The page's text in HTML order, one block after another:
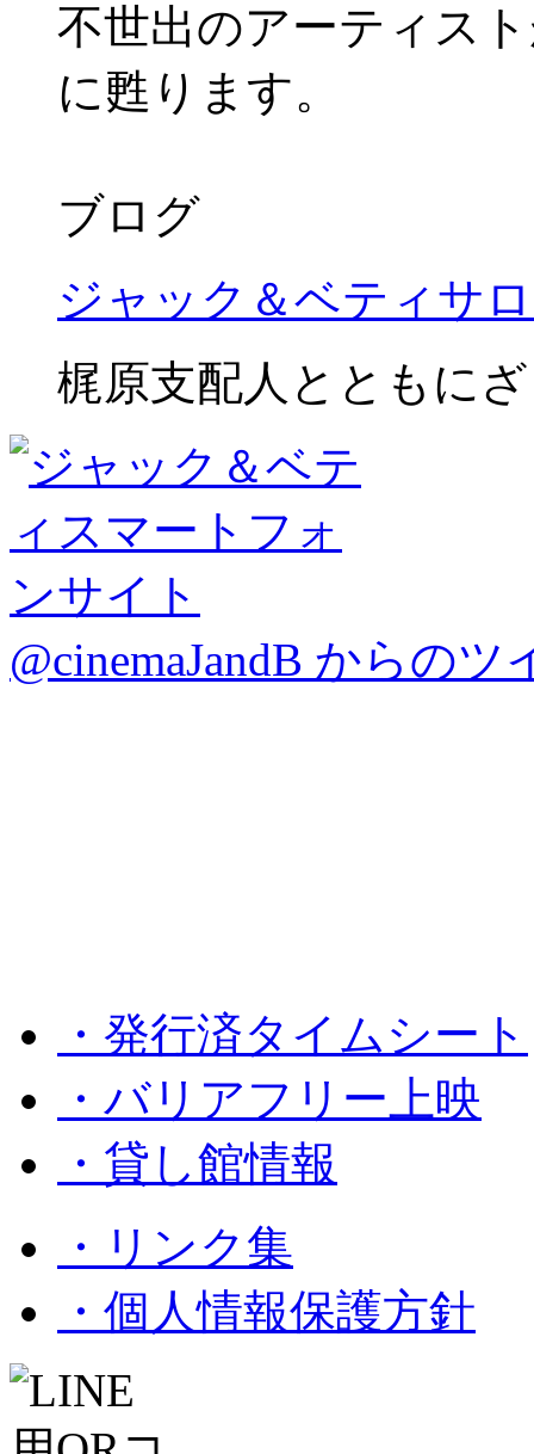
不世出のアーティス
に甦ります。
ブログ
ジャック＆ベティサ
梶原支配人とともに
@cinemaJandB からのツ
・発行済タイムシート
・バリアフリー上映
・貸し館情報
・リンク集
・個人情報保護方針